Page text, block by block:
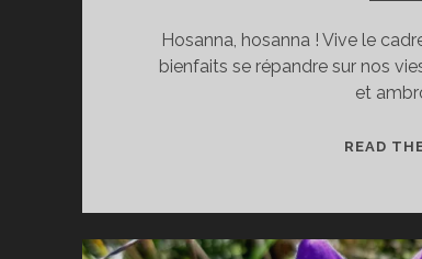
Hosanna, hosanna ! Vive le
bienfaits se répandre sur nos
et
READ